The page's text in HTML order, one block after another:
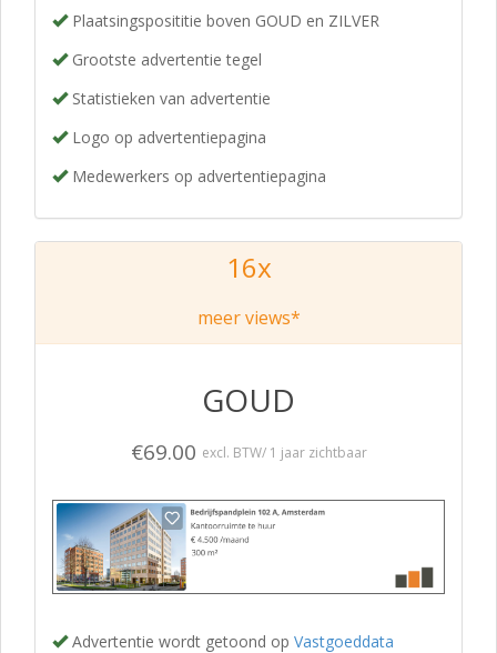
Plaatsingsposititie boven GOUD en ZILVER
Grootste advertentie tegel
Statistieken van advertentie
Logo op advertentiepagina
Medewerkers op advertentiepagina
16x
meer views*
GOUD
€69.00 excl. BTW/ 1 jaar zichtbaar
Advertentie wordt getoond op Vastgoeddata